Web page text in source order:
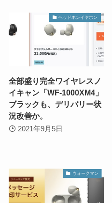
ヘッドホンイヤホン
全部盛り完全ワイヤレスノ
イキャン「WF-1000XM4」
ブラックも、デリバリー状
況改善か。
2021年9月5日
ウォークマン